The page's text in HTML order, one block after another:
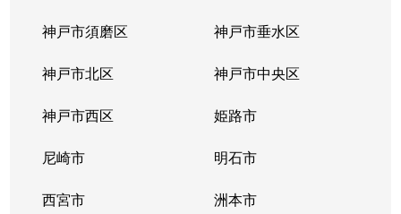
神戸市須磨区 神戸市垂水区
神戸市北区 神戸市中央区
神戸市西区 姫路市
尼崎市 明石市
西宮市 洲本市